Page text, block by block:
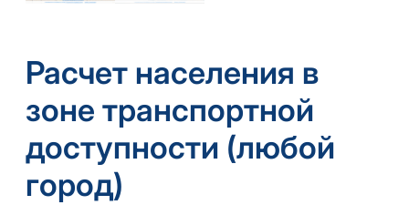
Расчет населения в
зоне транспортной
доступности (любой
город)